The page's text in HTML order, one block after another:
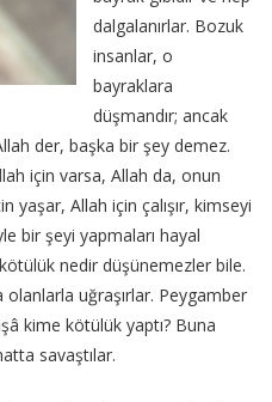
dalgalanırlar. Bozuk
insanlar, o
bayraklara
düşmandır; ancak
der, başka bir şey demez.
için varsa, Allah da, onun
yaşar, Allah için çalışır, kimseyi
bir şeyi yapmaları hayal
nedir düşünemezler bile.
uğraşırlar. Peygamber
kime kötülük yaptı? Buna
savaştılar.